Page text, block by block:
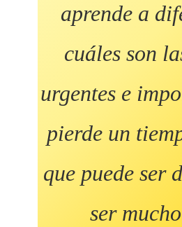
aprende a
cuáles son
urgentes e
pierde un
que puede ser
ser